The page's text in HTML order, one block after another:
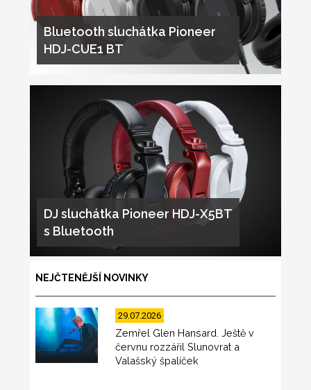
Bluetooth sluchátka Pioneer
HDJ-CUE1 BT
DJ sluchátka Pioneer HDJ-X5BT
s Bluetooth
NEJČTENĚJŠÍ NOVINKY
29.07.2026
Zemřel Glen Hansard. Ještě v
červnu rozzářil Slunovrat a
Valašský špalíček